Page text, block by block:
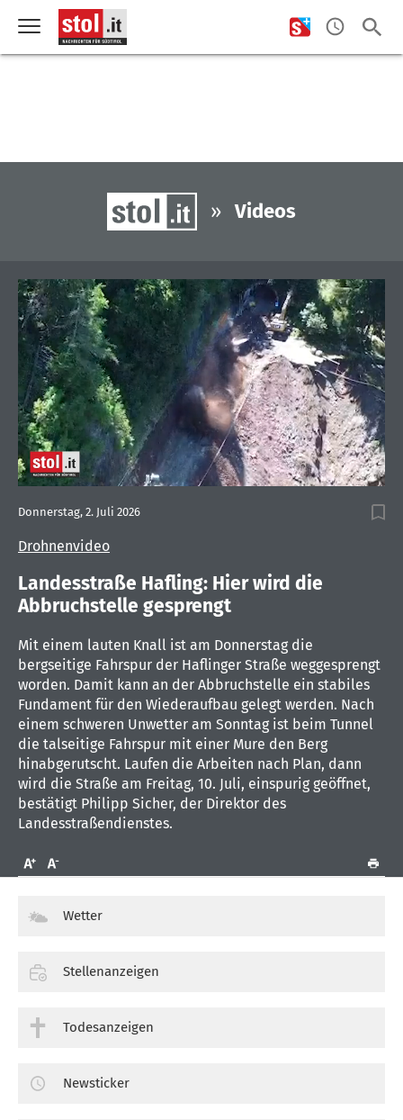
» Videos
seconds
of
seconds
Drohnenvideo
Donnerstag, 2. Juli 2026
Landesstraße Hafling: Hier wird die
Abbruchstelle gesprengt
Mit einem lauten Knall ist am Donnerstag die
bergseitige Fahrspur der Haflinger Straße weggesprengt
worden. Damit kann an der Abbruchstelle ein stabiles
Fundament für den Wiederaufbau gelegt werden. Nach
einem schweren Unwetter am Sonntag ist beim Tunnel
die talseitige Fahrspur mit einer Mure den Berg
hinabgerutscht. Laufen die Arbeiten nach Plan, dann
wird die Straße am Freitag, 10. Juli, einspurig geöffnet,
bestätigt Philipp Sicher, der Direktor des
Landesstraßendienstes.
Wetter
Stellenanzeigen
Todesanzeigen
Newsticker